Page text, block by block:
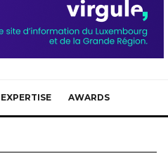
EXPERTISE AWARDS